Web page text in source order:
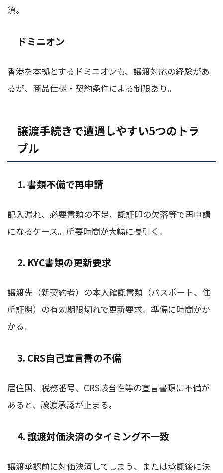
須。
ドミニオン
香港を本拠とするドミニオンも、譲渡対応の経験があ
るが、商品仕様・契約条件による制限あり。
譲渡手続きで遭遇しやすい5つのトラ
ブル
1. 書類不備で再申請
記入漏れ、必要書類の不足、認証印の欠落等で再申請
になるケース。所要時間が大幅に長引く。
2. KYC書類の更新要求
譲渡先（新契約者）の本人確認書類（パスポート、住
所証明）の有効期限切れで更新要求。準備に時間がか
かる。
3. CRS自己宣言書の不備
居住国、税務番号、CRS該当性等の宣言書類に不備が
あると、譲渡承認が止まる。
4. 譲渡対価決済のタイミング不一致
譲渡承認前に対価決済してしまう、または承認後に決